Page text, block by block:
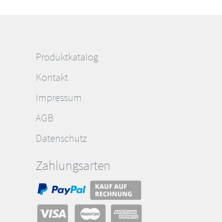
Produktkatalog
Kontakt
Impressum
AGB
Datenschutz
Zahlungsarten